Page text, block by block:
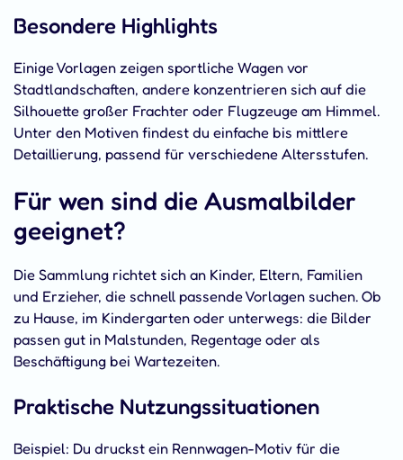
Besondere Highlights
Einige Vorlagen zeigen sportliche Wagen vor
Stadtlandschaften, andere konzentrieren sich auf die
Silhouette großer Frachter oder Flugzeuge am Himmel.
Unter den Motiven findest du einfache bis mittlere
Detaillierung, passend für verschiedene Altersstufen.
Für wen sind die Ausmalbilder
geeignet?
Die Sammlung richtet sich an Kinder, Eltern, Familien
und Erzieher, die schnell passende Vorlagen suchen. Ob
zu Hause, im Kindergarten oder unterwegs: die Bilder
passen gut in Malstunden, Regentage oder als
Beschäftigung bei Wartezeiten.
Praktische Nutzungssituationen
Beispiel: Du druckst ein Rennwagen-Motiv für die